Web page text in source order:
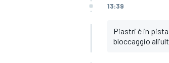
13:39
Piastri è in
bloccaggio